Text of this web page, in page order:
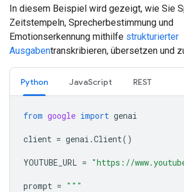
In diesem Beispiel wird gezeigt, wie Sie
Zeitstempeln, Sprecherbestimmung und
Emotionserkennung mithilfe strukturierter
Ausgabentranskribieren, übersetzen und
Python JavaScript REST
from google import genai
client = genai .Client()
YOUTUBE_URL = "https://
prompt = """